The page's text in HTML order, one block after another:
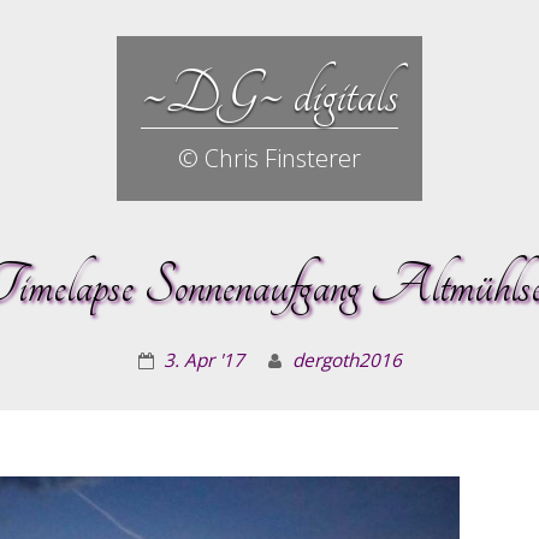
~DG~ digitals
© Chris Finsterer
Sonnenaufgang
3. Apr '17 dergoth2016